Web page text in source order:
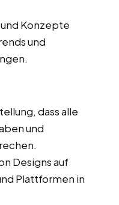
Konzepte
und
dass alle
und
Designs auf
Plattformen in